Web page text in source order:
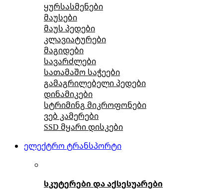
ყურსასმენები
მაუსები
მაუს პედები
კლავიატურები
მაგიდები
სავარძლები
სათამაშო საჭეები
გამაგრილებელი პედები
დინამიკები
სტრიმინგ მიკროფონები
ვებ კამერები
SSD მყარი დისკები
ელექტრო ტრანსპორტი
სკუტერები და აქსესუარები